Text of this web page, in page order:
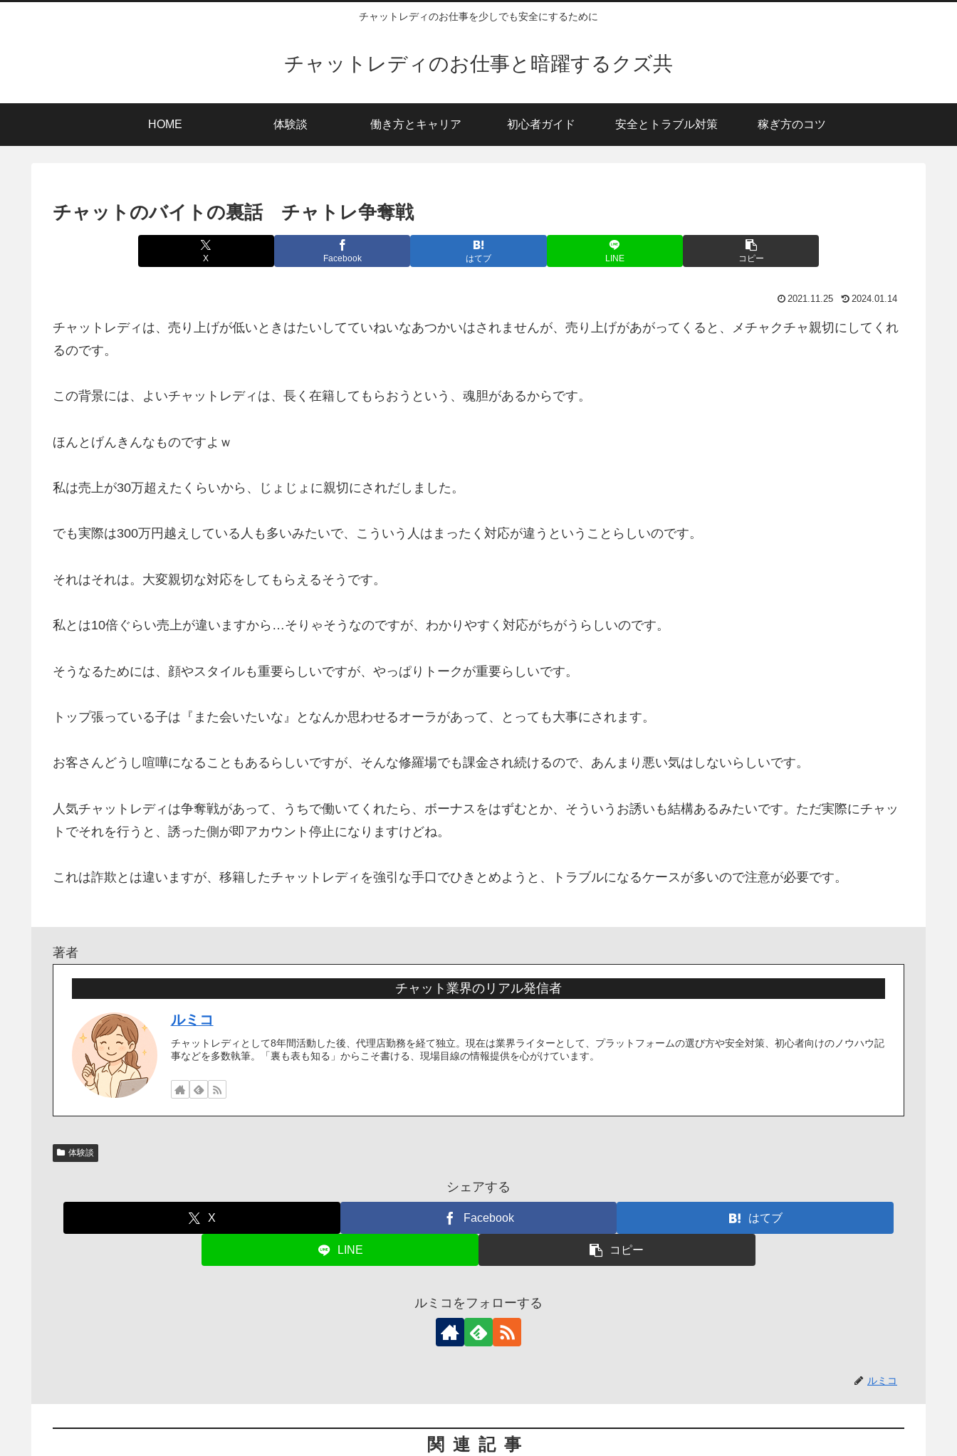
チャットレディのお仕事を少しでも安全にするために
チャットレディのお仕事と暗躍するクズ共
HOME 体験談 働き方とキャリア 初心者ガイド 安全とトラブル対策 稼ぎ方のコツ
チャットのバイトの裏話 チャトレ争奪戦
X Facebook はてブ LINE コピー
2021.11.25 2024.01.14
チャットレディは、売り上げが低いときはたいしてていねいなあつかいはされませんが、売り上げがあがってくると、メチャクチャ親切にしてくれ
るのです。
この背景には、よいチャットレディは、長く在籍してもらおうという、魂胆があるからです。
ほんとげんきんなものですよｗ
私は売上が30万超えたくらいから、じょじょに親切にされだしました。
でも実際は300万円越えしている人も多いみたいで、こういう人はまったく対応が違うということらしいのです。
それはそれは。大変親切な対応をしてもらえるそうです。
私とは10倍ぐらい売上が違いますから…そりゃそうなのですが、わかりやすく対応がちがうらしいのです。
そうなるためには、顔やスタイルも重要らしいですが、やっぱりトークが重要らしいです。
トップ張っている子は『また会いたいな』となんか思わせるオーラがあって、とっても大事にされます。
お客さんどうし喧嘩になることもあるらしいですが、そんな修羅場でも課金され続けるので、あんまり悪い気はしないらしいです。
人気チャットレディは争奪戦があって、うちで働いてくれたら、ボーナスをはずむとか、そういうお誘いも結構あるみたいです。ただ実際にチャッ
トでそれを行うと、誘った側が即アカウント停止になりますけどね。
これは詐欺とは違いますが、移籍したチャットレディを強引な手口でひきとめようと、トラブルになるケースが多いので注意が必要です。
著者
チャット業界のリアル発信者
ルミコ
チャットレディとして8年間活動した後、代理店勤務を経て独立。現在は業界ライターとして、プラットフォームの選び方や安全対策、初心者向けのノウハウ記
事などを多数執筆。「裏も表も知る」からこそ書ける、現場目線の情報提供を心がけています。
体験談
シェアする
X Facebook はてブ
LINE コピー
ルミコをフォローする
ルミコ
関連記事